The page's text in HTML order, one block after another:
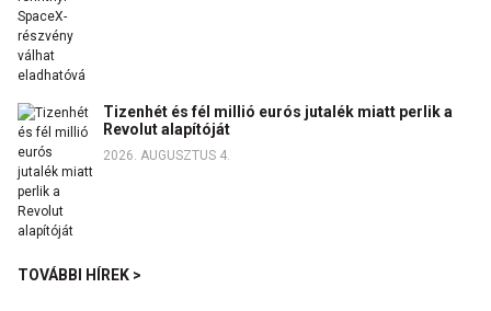
Tizenhét és fél millió eurós jutalék miatt perlik a
Revolut alapítóját
2026. AUGUSZTUS 4.
TOVÁBBI HÍREK >